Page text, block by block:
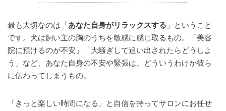
最も大切なのは「あなた自身がリラックスする 」ということ
です。犬は飼い主の胸のうちを敏感に感じ取るもの。「美容
院に預けるのが不安」「大騒ぎして追い出されたらどうしよ
う」など、あなた自身の不安や緊張は、どういうわけか彼ら
に伝わってしまうもの。
「きっと楽しい時間になる」と自信を持ってサロンにお任せ